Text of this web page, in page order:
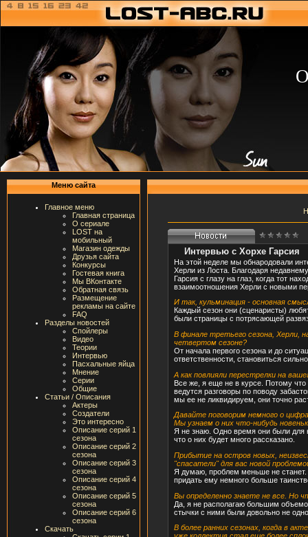
Меню сайта
Главное меню
Главная страница
О сериале
LOST на
мобильный
Магазин одежды
Друзья сайта
Конкурсы
Гостевая книга
Мы ВКонтакте
Обратная связь
Размещение
рекламы на сайте
FAQ
Разделы новостей
Спойлеры
Видео
Теории
Интервью
Пасхальные яйца
Мнение
Серии
Общие
Статьи / Описания
Актеры
Создатели
Это интересно
Описание серий 1
сезона
Описание серий 2
сезона
Описание серий 3
сезона
Описание серий 4
сезона
Описание серий 5
сезона
Описание серий 6
сезона
Скачать
Интервью с Хорхе Гарсия
На этой неделе мы обнародовали
Херли из Лоста. Благодаря
Гарсия с глазу на глаз, когда тот
взаимоотношения Херли с новыми
И так, кульминация - основная
Каждый сезон они (сценаристы)
были страницы с потрясающей
В финале третьего сезона, Херли,
четвертом сезоне?
От начала первого сезона и до
ответственности, становиться
А как повлияли перестрелки на
Все же, я еще не в курсе. Потому
ведутся разговоры по поводу
мы ее не ликвидируем, они точно
Давайте поговорим немного о
Мы узнаем о них что-нибудь
Я не знаю. Одно время они были для
что о них будет много рассказано.
Прибытие на остров новых,
"спасатели" для вас новой
Я думаю, проблем меньше не
придать ему немного больше
Вы определенно знаете не все. Но
Да, я не располагаю большим
стычки с ними были довольно не
В более ранних сезонах, когда в